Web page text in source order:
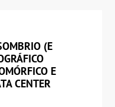
(E
E
CENTER